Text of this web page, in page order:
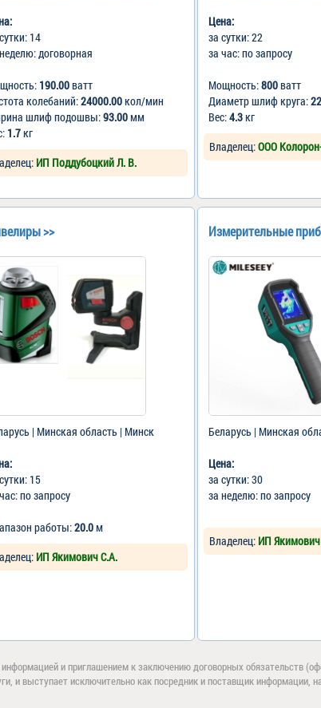
14
договорная
190.00ватт
колебаний:24000.00кол/мин
шлиф подошвы:93.00мм
1.7кг
ИП Поддубоцкий Л. В.
Цена:
за сутки: 22
за час: по запросу
Мощность:800ватт
Диаметр шлиф круга:
Вес:4.3кг
Владелец:ООО
>>
| Минская область | Минск
15
по запросу
работы:20.0м
ИП Якимович С.А.
Измерительные
Беларусь | Минская
Цена:
за сутки: 30
за неделю: по запросу
Владелец: ИП
и приглашением к заключению договорных обязательств
и выступает исключительно как посредник и поставщик информации,